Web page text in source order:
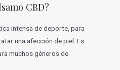
CBD?
intensa de deporte, para
una afección de piel. Es
muchos géneros de